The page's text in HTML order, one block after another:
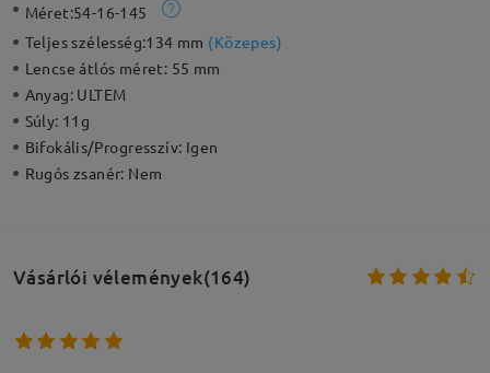
Méret:54-16-145
Teljes szélesség:134 mm (Közepes)
Lencse átlós méret: 55 mm
Anyag: ULTEM
Súly: 11g
Bifokális/Progresszív: Igen
Rugós zsanér: Nem
Vásárlói vélemények(164)